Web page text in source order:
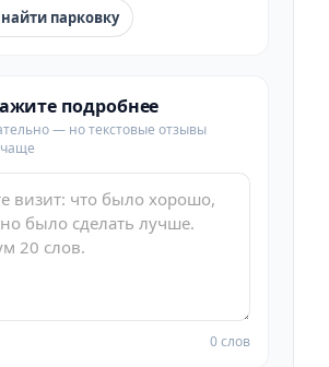
парковку
подробнее
— но текстовые отзывы
0 слов